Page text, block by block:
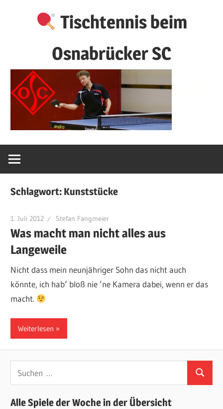
Tischtennis beim
Osnabrücker SC
Schlagwort: Kunststücke
1. Juli 2012 Stefan Fangmeier
Was macht man nicht alles aus
Langeweile
Nicht dass mein neunjähriger Sohn das nicht auch
könnte, ich hab‘ bloß nie ’ne Kamera dabei, wenn er das
macht.
Weiterlesen
Suchen
Alle Spiele der Woche in der Übersicht